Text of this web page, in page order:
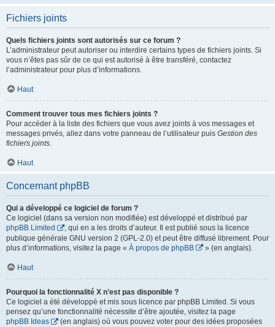
Fichiers joints
Quels fichiers joints sont autorisés sur ce forum ?
L’administrateur peut autoriser ou interdire certains types de fichiers joints. Si
vous n’êtes pas sûr de ce qui est autorisé à être transféré, contactez
l’administrateur pour plus d’informations.
Haut
Comment trouver tous mes fichiers joints ?
Pour accéder à la liste des fichiers que vous avez joints à vos messages et
messages privés, allez dans votre panneau de l’utilisateur puis Gestion des
fichiers joints.
Haut
Concernant phpBB
Qui a développé ce logiciel de forum ?
Ce logiciel (dans sa version non modifiée) est développé et distribué par
phpBB Limited
, qui en a les droits d’auteur. Il est publié sous la licence
publique générale GNU version 2 (GPL-2.0) et peut être diffusé librement. Pour
plus d’informations, visitez la page « À propos de phpBB » (en anglais).
Haut
Pourquoi la fonctionnalité X n’est pas disponible ?
Ce logiciel a été développé et mis sous licence par phpBB Limited. Si vous
pensez qu’une fonctionnalité nécessite d’être ajoutée, visitez la page
phpBB Ideas
(en anglais) où vous pouvez voter pour des idées proposées